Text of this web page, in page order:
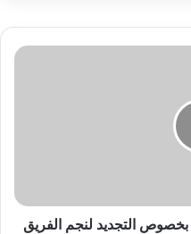
التجديد لنجم الفريق